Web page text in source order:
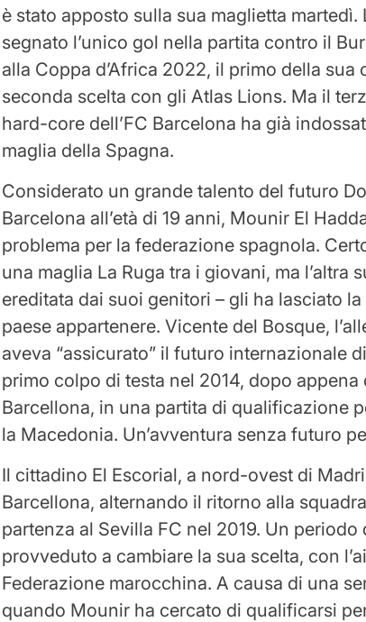
è stato apposto sulla sua maglietta martedì.
segnato l’unico gol nella partita contro il
alla Coppa d’Africa 2022, il primo della
seconda scelta con gli Atlas Lions. Ma il
hard-core dell’FC Barcelona ha già
maglia della Spagna.
Considerato un grande talento del futuro
Barcelona all’età di 19 anni, Mounir El
problema per la federazione spagnola.
una maglia La Ruga tra i giovani, ma l’altra
ereditata dai suoi genitori – gli ha lasciato
paese appartenere. Vicente del Bosque,
aveva “assicurato” il futuro internazionale
primo colpo di testa nel 2014, dopo
Barcellona, ​​in una partita di qualificazione
la Macedonia. Un’avventura senza futuro
Il cittadino El Escorial, a nord-ovest di
Barcellona, ​​alternando il ritorno alla
partenza al Sevilla FC nel 2019. Un
provveduto a cambiare la sua scelta, con
Federazione marocchina. A causa di una
quando Mounir ha cercato di qualificarsi